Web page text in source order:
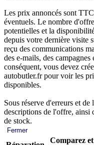
Les prix annoncés sont
éventuels. Le nombre
potentielles et la
depuis votre dernière visite
reçu des communications
des e-mails, des
conséquent, vous devez
autobutler.fr pour voir les
disponibles.
Sous réserve d'erreurs et
descriptions de l'offre, ainsi
de stock.
Fermer
Comparez et